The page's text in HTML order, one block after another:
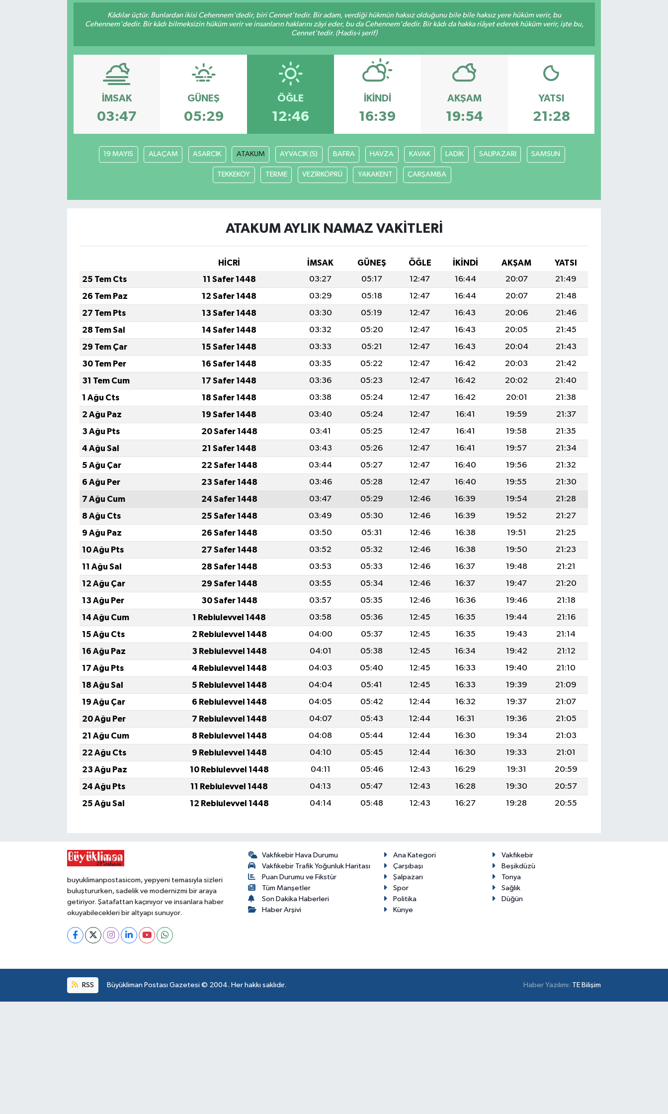
Kâdılar üçtür. Bunlardan ikisi Cehennem'dedir, biri Cennet'tedir. Bir adam, verdiği hükmün haksız olduğunu bile bile haksız yere hüküm verir, bu
Cehennem'dedir. Bir kâdı bilmeksizin hüküm verir ve insanların haklarını zâyi eder, bu da Cehennem'dedir. Bir kâdı da hakka riâyet ederek hüküm verir, işte bu,
Cennet'tedir. (Hadis-i şerif)
İMSAK
03:47
GÜNEŞ
05:29
ÖĞLE
12:46
İKINDI
16:39
AKŞAM
19:54
YATSI
21:28
19 MAYIS ALAÇAM ASARCIK ATAKUM AYVACIK (S) BAFRA HAVZA KAVAK LADİK SALIPAZARI SAMSUN
TEKKEKÖY TERME VEZİRKÖPRÜ YAKAKENT ÇARŞAMBA
ATAKUM AYLIK NAMAZ VAKITLERI
HİCRİ İMSAK GÜNEŞ ÖĞLE İKINDI AKŞAM
YATSI
25 Tem Cts
11 Safer 1448 03:27 05:17 12:47 16:44 20:07
21:49
26 Tem Paz
12 Safer 1448 03:29 05:18 12:47 16:44 20:07
21:48
27 Tem Pts
13 Safer 1448 03:30 05:19 12:47 16:43 20:06
21:46
28 Tem Sal
14 Safer 1448 03:32 05:20 12:47 16:43 20:05
21:45
29 Tem Çar
15 Safer 1448 03:33 05:21 12:47 16:43 20:04
21:43
30 Tem Per
16 Safer 1448 03:35 05:22 12:47 16:42 20:03
21:42
31 Tem Cum
17 Safer 1448 03:36 05:23 12:47 16:42 20:02
21:40
1 Ağu Cts
18 Safer 1448 03:38 05:24 12:47 16:42 20:01
21:38
2 Ağu Paz
19 Safer 1448 03:40 05:24 12:47 16:41 19:59
21:37
3 Ağu Pts
20 Safer 1448 03:41 05:25 12:47 16:41 19:58
21:35
4 Ağu Sal
21 Safer 1448 03:43 05:26 12:47 16:41 19:57
21:34
5 Ağu Çar
22 Safer 1448 03:44 05:27 12:47 16:40 19:56
21:32
6 Ağu Per
23 Safer 1448 03:46 05:28 12:47 16:40 19:55
21:30
7 Ağu Cum
24 Safer 1448 03:47 05:29 12:46 16:39 19:54
21:28
8 Ağu Cts
25 Safer 1448 03:49 05:30 12:46 16:39 19:52
21:27
9 Ağu Paz
26 Safer 1448 03:50 05:31 12:46 16:38 19:51
21:25
10 Ağu Pts
27 Safer 1448 03:52 05:32 12:46 16:38 19:50
21:23
11 Ağu Sal
28 Safer 1448 03:53 05:33 12:46 16:37 19:48
21:21
12 Ağu Çar
29 Safer 1448 03:55 05:34 12:46 16:37 19:47
21:20
13 Ağu Per
30 Safer 1448 03:57 05:35 12:46 16:36 19:46
21:18
14 Ağu Cum
1 Rebiulevvel 1448 03:58 05:36 12:45 16:35 19:44
21:16
15 Ağu Cts
2 Rebiulevvel 1448 04:00 05:37 12:45 16:35 19:43
21:14
16 Ağu Paz
3 Rebiulevvel 1448 04:01 05:38 12:45 16:34 19:42
21:12
17 Ağu Pts
4 Rebiulevvel 1448 04:03 05:40 12:45 16:33 19:40
21:10
18 Ağu Sal
5 Rebiulevvel 1448 04:04 05:41 12:45 16:33 19:39
21:09
19 Ağu Çar
6 Rebiulevvel 1448 04:05 05:42 12:44 16:32 19:37
21:07
20 Ağu Per
7 Rebiulevvel 1448 04:07 05:43 12:44 16:31 19:36
21:05
21 Ağu Cum
8 Rebiulevvel 1448 04:08 05:44 12:44 16:30 19:34
21:03
22 Ağu Cts
9 Rebiulevvel 1448 04:10 05:45 12:44 16:30 19:33
21:01
23 Ağu Paz
10 Rebiulevvel 1448 04:11 05:46 12:43 16:29 19:31
20:59
24 Ağu Pts
11 Rebiulevvel 1448 04:13 05:47 12:43 16:28 19:30
20:57
25 Ağu Sal
12 Rebiulevvel 1448 04:14 05:48 12:43 16:27 19:28 20:55
buyuklimanpostasicom, yepyeni temasıyla sizleri
buluştururken, sadelik ve modernizmi bir araya
getiriyor. Şatafattan kaçınıyor ve insanlara haber
okuyabilecekleri bir altyapı sunuyor.
Vakfıkebir Hava Durumu
Vakfıkebir Trafik Yoğunluk Haritası
Puan Durumu ve Fikstür
Tüm Manşetler
Son Dakika Haberleri
Haber Arşivi
Ana Kategori
Vakfıkebir
Çarşıbaşı
Beşikdüzü
Şalpazarı
Tonya
Spor
Sağlık
Politika
Düğün
Künye
RSS Büyükliman Postası Gazetesi © 2004. Her hakkı saklıdır. Haber Yazılımı: TE Bilişim